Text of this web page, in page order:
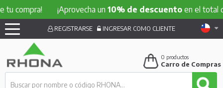
¡Aprovecha un10% de descuentoen el total de tu
REGISTRARSE INGRESAR COMO CLIENTE
0 productos
Carro de Compras